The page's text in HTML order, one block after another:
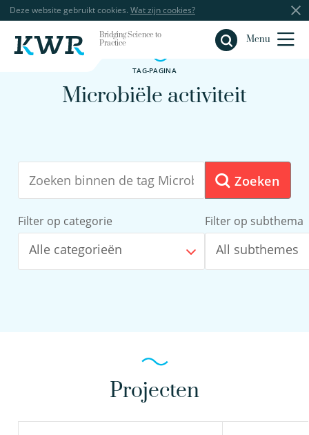
Deze website gebruikt cookies. Wat zijn cookies?
Bridging Science to
Practice
Menu
Sluiten
TAG-PAGINA
Microbiële activiteit
Zoeken
Filter op categorie
Alle categorieën
Filter op subthema
All subthemes
Projecten